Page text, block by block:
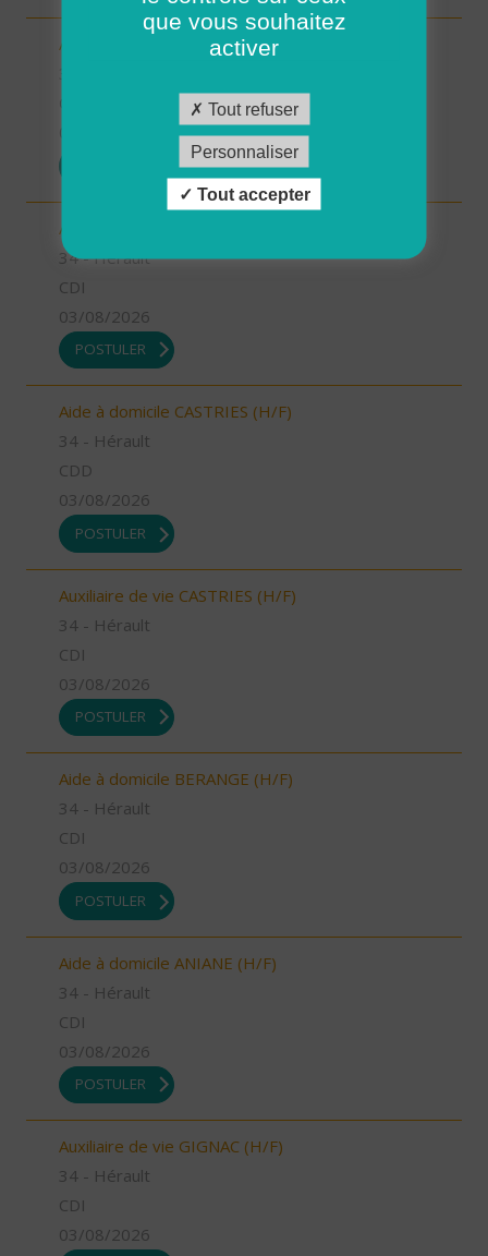
Aide à domicile GANGES (H/F)
Auxiliaire de vie GANGES (H/F)
34 - Hérault
CDI
03/08/2026
POSTULER
Aide à domicile CASTRIES (H/F)
34 - Hérault
CDD
03/08/2026
POSTULER
Auxiliaire de vie CASTRIES (H/F)
34 - Hérault
CDI
03/08/2026
POSTULER
Aide à domicile BERANGE (H/F)
34 - Hérault
CDI
03/08/2026
POSTULER
Aide à domicile ANIANE (H/F)
34 - Hérault
CDI
03/08/2026
POSTULER
Auxiliaire de vie GIGNAC (H/F)
34 - Hérault
CDI
03/08/2026
que vous souhaitez
activer
Tout refuser
Personnaliser
Tout accepter